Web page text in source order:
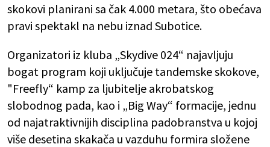
skokovi planirani sa čak 4.000 metara, što obećava
pravi spektakl na nebu iznad Subotice.
Organizatori iz kluba „Skydive 024“ najavljuju
bogat program koji uključuje tandemske skokove,
"Freefly“ kamp za ljubitelje akrobatskog
slobodnog pada, kao i „Big Way“ formacije, jednu
od najatraktivnijih disciplina padobranstva u kojoj
više desetina skakača u vazduhu formira složene